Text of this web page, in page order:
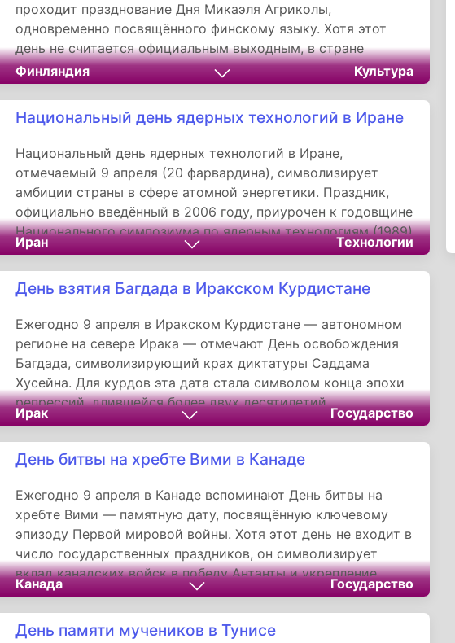
проходит празднование Дня Микаэля Агриколы,
одновременно посвящённого финскому языку. Хотя этот
день не считается официальным выходным, в стране
традиционно поднимают национальный флаг и организуют
образовательные акции, привлекающие как местных
Финляндия Культура
Национальный день ядерных технологий в Иране
Национальный день ядерных технологий в Иране,
отмечаемый 9 апреля (20 фарвардина), символизирует
амбиции страны в сфере атомной энергетики. Праздник,
официально введённый в 2006 году, приурочен к годовщине
Национального симпозиума по ядерным технологиям (1989)
и демонстрирует стремление Тегерана к научному
суверенитету.
Иран Технологии
День взятия Багдада в Иракском Курдистане
Ежегодно 9 апреля в Иракском Курдистане — автономном
регионе на севере Ирака — отмечают День освобождения
Багдада, символизирующий крах диктатуры Саддама
Хусейна. Для курдов эта дата стала символом конца эпохи
репрессий, длившейся более двух десятилетий.
Ирак Государство
День битвы на хребте Вими в Канаде
Ежегодно 9 апреля в Канаде вспоминают День битвы на
хребте Вими — памятную дату, посвящённую ключевому
эпизоду Первой мировой войны. Хотя этот день не входит в
число государственных праздников, он символизирует
вклад канадских войск в победу Антанты и укрепление
национального самосознания. Официальный статус
памятной даты был закреплён в 2003 году, подчеркнув
историческую роль сражения для страны.
Канада Государство
День памяти мучеников в Тунисе